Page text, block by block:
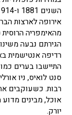
מהאימפריה
הגירתם נבעה
רדיפה אנטישמית
התיישבו בערים כמו
סנט לואיס, ניו
רבות. כשעוקבים
אוכל, מבינים
יורק.